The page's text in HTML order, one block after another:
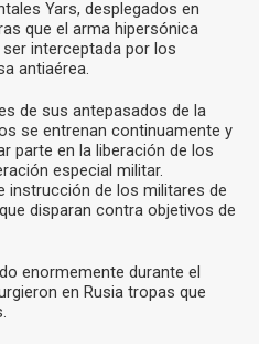
Yars, desplegados en
que el arma hipersónica
interceptada por los
antiaérea.
de sus antepasados de la
se entrenan continuamente y
parte en la liberación de los
especial militar.
instrucción de los militares de
disparan contra objetivos de
enormemente durante el
en Rusia tropas que